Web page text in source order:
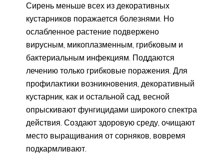
Сирень меньше всех из декоративных
кустарников поражается болезнями. Но
ослабленное растение подвержено
вирусным, микоплазменным, грибковым и
бактериальным инфекциям. Поддаются
лечению только грибковые поражения. Для
профилактики возникновения, декоративный
кустарник, как и остальной сад, весной
опрыскивают фунгицидами широкого спектра
действия. Создают здоровую среду, очищают
место выращивания от сорняков, вовремя
подкармливают.